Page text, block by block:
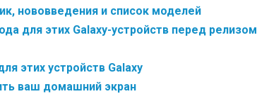
нововведения и список моделей
для этих Galaxy-устройств перед релизом
этих устройств Galaxy
ваш домашний экран